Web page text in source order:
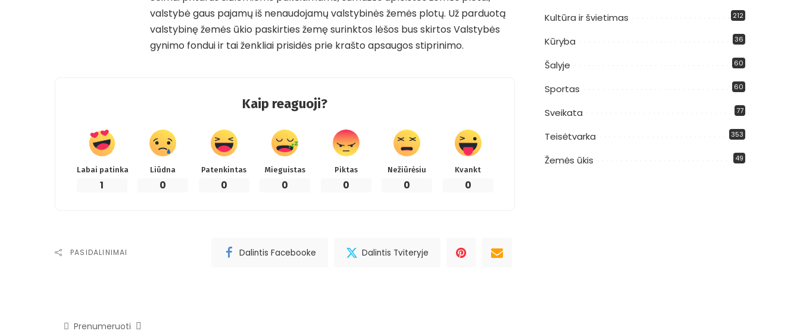
valstybė gaus pajamų iš nenaudojamų valstybinės žemės plotų. Už parduotą
valstybinę žemės ūkio paskirties žemę surinktos lėšos bus skirtos Valstybės
gynimo fondui ir tai ženkliai prisidės prie krašto apsaugos stiprinimo.
Kaip reaguoji?
Labai patinka
1
Liūdna
0
Patenkintas
0
Mieguistas
0
Piktas
0
Nežiūrėsiu
0
Kvankt
0
PASIDALINIMAI Dalintis Facebooke Dalintis Tviteryje
Prenumeruoti
Kultūra ir švietimas 212
Kūryba 36
Šalyje 60
Sportas 60
Sveikata 77
Teisėtvarka 353
Žemės ūkis 49